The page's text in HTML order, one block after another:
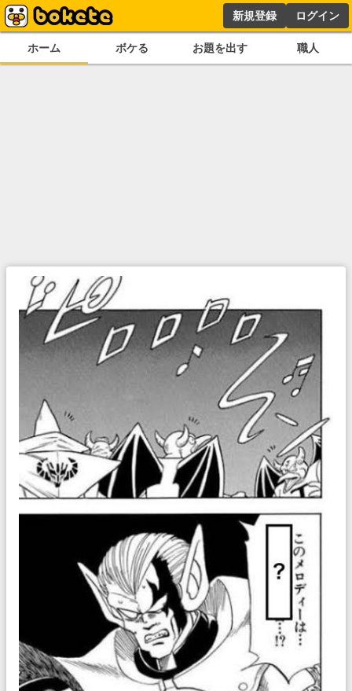
新規登録 ログイン
ホーム ボケる お題を出す 職人